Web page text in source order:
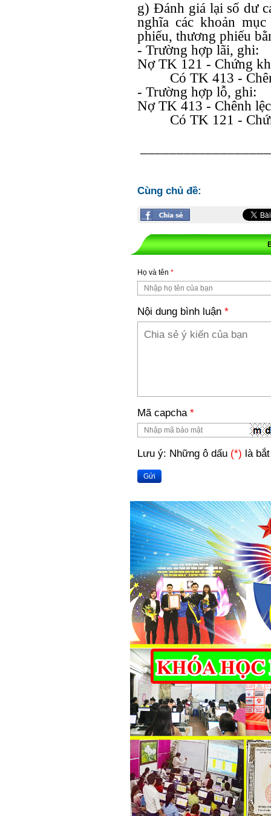
g) Đánh giá lại số dư
nghĩa các khoản
phiếu, thương phiếu
- Trường hợp lãi, ghi:
Nợ TK 121 - Chứng
Có TK 413 -
- Trường hợp lỗ, ghi:
Nợ TK 413 - Chênh
Có TK 121 -
Cùng chủ đề:
Họ và tên *
Nội dung bình luận *
Mã capcha *
Lưu ý: Những ô dấu (*) là
Gửi